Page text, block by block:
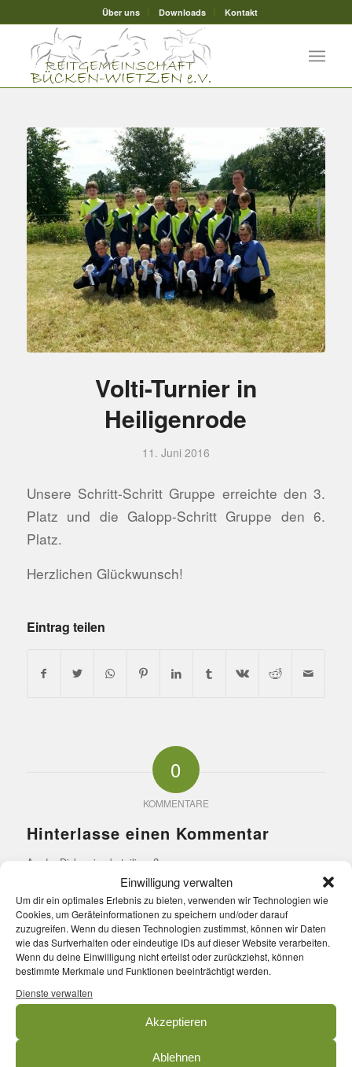
Einwilligung verwalten
Um dir ein optimales Erlebnis zu bieten, verwenden wir Technologien wie
Cookies, um Geräteinformationen zu speichern und/oder darauf
zuzugreifen. Wenn du diesen Technologien zustimmst, können wir Daten
wie das Surfverhalten oder eindeutige IDs auf dieser Website verarbeiten.
Wenn du deine Einwilligung nicht erteilst oder zurückziehst, können
bestimmte Merkmale und Funktionen beeinträchtigt werden.
Dienste verwalten
Akzeptieren
Ablehnen
Über uns Downloads Kontakt
Volti-Turnier in
Heiligenrode
11. Juni 2016
Unsere Schritt-Schritt Gruppe erreichte den 3.
Platz und die Galopp-Schritt Gruppe den 6.
Platz.
Herzlichen Glückwunsch!
Eintrag teilen
0
KOMMENTARE
Hinterlasse einen Kommentar
An der Diskussion beteiligen?
Hinterlasse uns deinen Kommentar!
Name*
E-Mail-Adresse